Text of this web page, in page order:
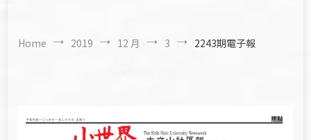
Home 2019 12 月 3 2243期電子報